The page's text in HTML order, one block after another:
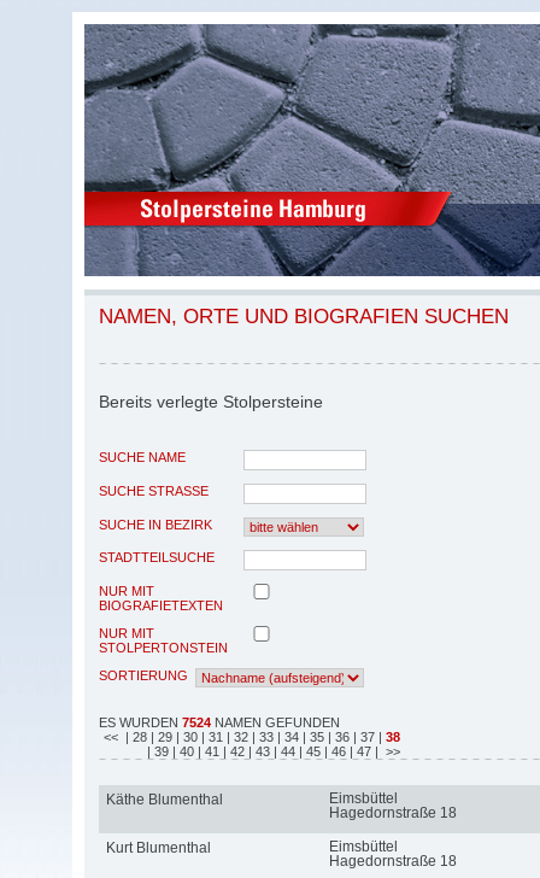
NAMEN, ORTE UND BIOGRAFIEN SUCHEN
Bereits verlegte Stolpersteine
SUCHE NAME
SUCHE STRASSE
SUCHE IN BEZIRK
STADTTEILSUCHE
NUR MIT
BIOGRAFIETEXTEN
NUR MIT
STOLPERTONSTEIN
SORTIERUNG
ES WURDEN 7524 NAMEN GEFUNDEN
<< | 28 | 29 | 30 | 31 | 32 | 33 | 34 | 35 | 36 | 37 | 38
| 39 | 40 | 41 | 42 | 43 | 44 | 45 | 46 | 47 | >>
Käthe Blumenthal
Eimsbüttel
Hagedornstraße 18
Kurt Blumenthal
Eimsbüttel
Hagedornstraße 18